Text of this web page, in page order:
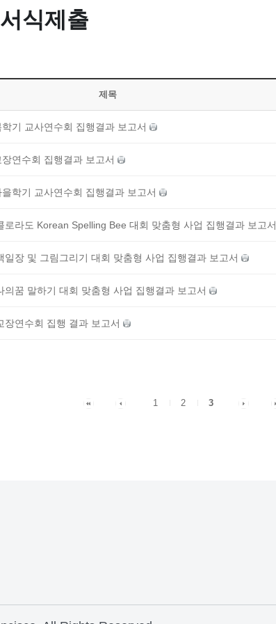
식제출
제목
기 교사연수회 집행결과 보고서
연수회 집행결과 보고서
학기 교사연수회 집행결과 보고서
로라도 Korean Spelling Bee 대회 맞춤형 사업 집행결과 보고서
장 및 그림그리기 대회 맞춤형 사업 집행결과 보고서
꿈 말하기 대회 맞춤형 사업 집행결과 보고서
연수회 집행 결과 보고서
1 2 3